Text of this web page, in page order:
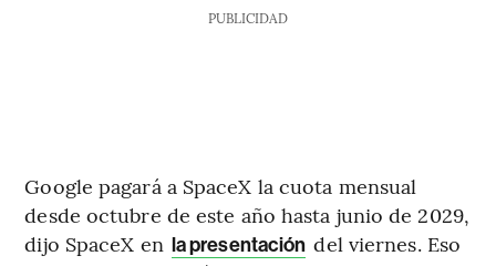
PUBLICIDAD
Google pagará a SpaceX la cuota mensual
desde octubre de este año hasta junio de 2029,
dijo SpaceX en la presentación del viernes. Eso